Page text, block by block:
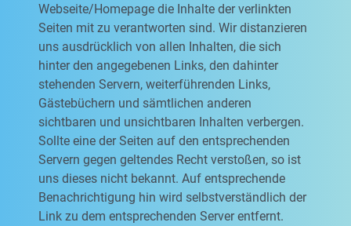
Webseite/Homepage die Inhalte der verlinkten
Seiten mit zu verantworten sind. Wir distanzieren
uns ausdrücklich von allen Inhalten, die sich
hinter den angegebenen Links, den dahinter
stehenden Servern, weiterführenden Links,
Gästebüchern und sämtlichen anderen
sichtbaren und unsichtbaren Inhalten verbergen.
Sollte eine der Seiten auf den entsprechenden
Servern gegen geltendes Recht verstoßen, so ist
uns dieses nicht bekannt. Auf entsprechende
Benachrichtigung hin wird selbstverständlich der
Link zu dem entsprechenden Server entfernt.